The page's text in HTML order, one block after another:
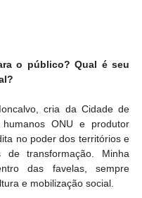
o público? Qual é seu
cria da Cidade de
ONU e produtor
no poder dos territórios e
transformação. Minha
das favelas, sempre
e mobilização social.